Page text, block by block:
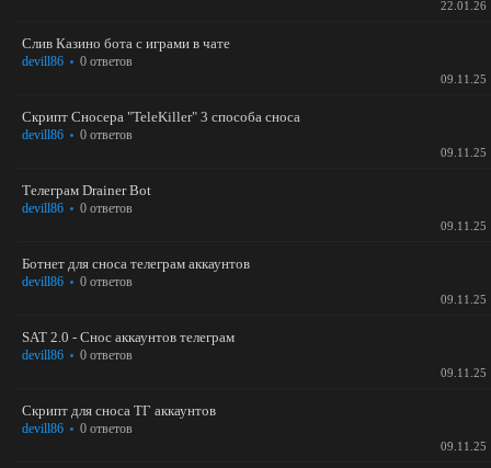
22.01.26
Слив Казино бота с играми в чате
devill86 0 ответов
09.11.25
Скрипт Сносера "TeleKiller" 3 способа сноса
devill86 0 ответов
09.11.25
Телеграм Drainer Bot
devill86 0 ответов
09.11.25
Ботнет для сноса телеграм аккаунтов
devill86 0 ответов
09.11.25
SAT 2.0 - Снос аккаунтов телеграм
devill86 0 ответов
09.11.25
Скрипт для сноса ТГ аккаунтов
devill86 0 ответов
09.11.25